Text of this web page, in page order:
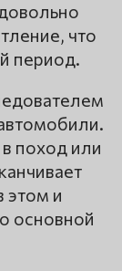
что
период.
поход или
этом и
основной